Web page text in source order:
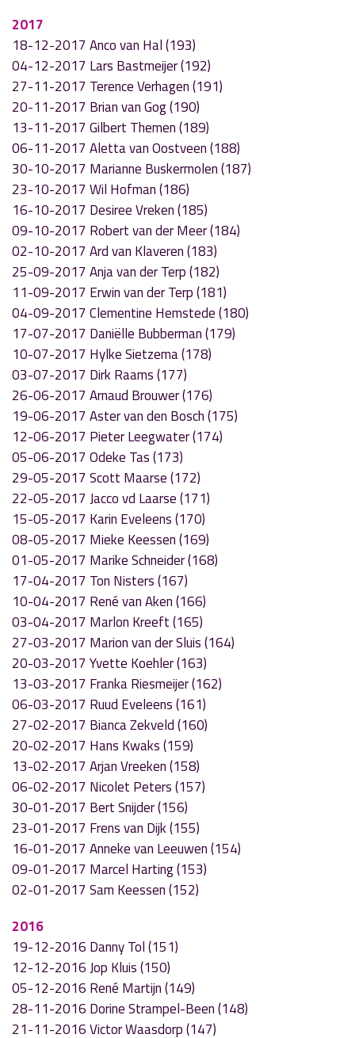
2017
18-12-2017 Anco van Hal (193)
04-12-2017 Lars Bastmeijer (192)
27-11-2017 Terence Verhagen (191)
20-11-2017 Brian van Gog (190)
13-11-2017 Gilbert Themen (189)
06-11-2017 Aletta van Oostveen (188)
30-10-2017 Marianne Buskermolen (187)
23-10-2017 Wil Hofman (186)
16-10-2017 Desiree Vreken (185)
09-10-2017 Robert van der Meer (184)
02-10-2017 Ard van Klaveren (183)
25-09-2017 Anja van der Terp (182)
11-09-2017 Erwin van der Terp (181)
04-09-2017 Clementine Hemstede (180)
17-07-2017 Daniëlle Bubberman (179)
10-07-2017 Hylke Sietzema (178)
03-07-2017 Dirk Raams (177)
26-06-2017 Arnaud Brouwer (176)
19-06-2017 Aster van den Bosch (175)
12-06-2017 Pieter Leegwater (174)
05-06-2017 Odeke Tas (173)
29-05-2017 Scott Maarse (172)
22-05-2017 Jacco vd Laarse (171)
15-05-2017 Karin Eveleens (170)
08-05-2017 Mieke Keessen (169)
01-05-2017 Marike Schneider (168)
17-04-2017 Ton Nisters (167)
10-04-2017 René van Aken (166)
03-04-2017 Marlon Kreeft (165)
27-03-2017 Marion van der Sluis (164)
20-03-2017 Yvette Koehler (163)
13-03-2017 Franka Riesmeijer (162)
06-03-2017 Ruud Eveleens (161)
27-02-2017 Bianca Zekveld (160)
20-02-2017 Hans Kwaks (159)
13-02-2017 Arjan Vreeken (158)
06-02-2017 Nicolet Peters (157)
30-01-2017 Bert Snijder (156)
23-01-2017 Frens van Dijk (155)
16-01-2017 Anneke van Leeuwen (154)
09-01-2017 Marcel Harting (153)
02-01-2017 Sam Keessen (152)
2016
19-12-2016 Danny Tol (151)
12-12-2016 Jop Kluis (150)
05-12-2016 René Martijn (149)
28-11-2016 Dorine Strampel-Been (148)
21-11-2016 Victor Waasdorp (147)